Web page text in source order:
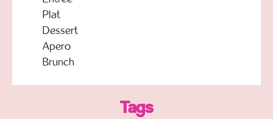
Plat
Dessert
Apero
Brunch
Tags